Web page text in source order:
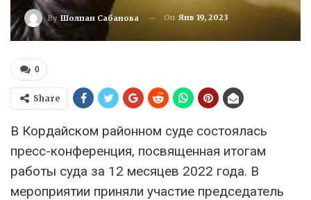
By Шолпан Сабанова On Янв 19, 2023
0
Share
В Кордайском районном суде состоялась
пресс-конференция, посвященная итогам
работы суда за 12 месяцев 2022 года. В
мероприятии приняли участие председатель